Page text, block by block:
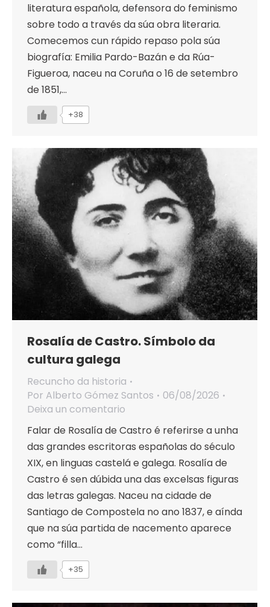
literatura española, defensora do feminismo
sobre todo a través da súa obra literaria.
Comecemos cun rápido repaso pola súa
biografía: Emilia Pardo-Bazán e da Rúa-
Figueroa, naceu na Coruña o 16 de setembro
de 1851,…
+38
Rosalía de Castro. Símbolo da
cultura galega
Recuncho da historia
Por Alberto Gómez Santos
06/08/2026
Deixa un comentario
Falar de Rosalía de Castro é referirse a unha
das grandes escritoras españolas do século
XIX, en linguas castelá e galega. Rosalía de
Castro é sen dúbida una das excelsas figuras
das letras galegas. Naceu na cidade de
Santiago de Compostela no ano 1837, e aínda
que na súa partida de nacemento aparece
como “filla…
+35